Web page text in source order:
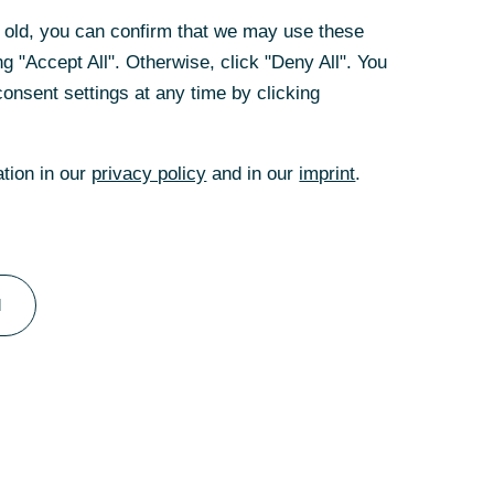
Seidenstraße –
von
die Chancen
annimmt
Ländern
aus
sich
in BRI-
so hoch wie
für BRI-
you can confirm that we may use these
"Accept All". Otherwise, click "Deny All". You
settings at any time by clicking
in our privacy policy and in our imprint.